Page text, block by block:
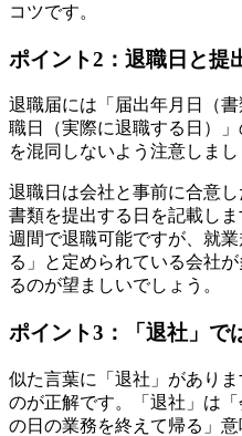
コツです。
ポイント2：退職日と提
退職届には「届出年月日（
職日（実際に退職する日）
を混同しないよう注意しまし
退職日は会社と事前に合意
書類を提出する日を記載し
週間で退職可能ですが、就
る」と定められている会社
るのが望ましいでしょう。
ポイント3：「退社」で
似た言葉に「退社」があり
のが正解です。「退社」は
の日の業務を終えて帰る」